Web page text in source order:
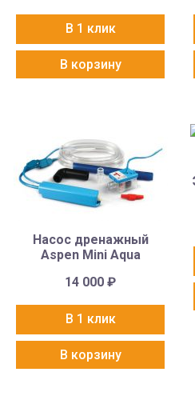
В 1 клик
В корзину
Насос дренажный
Aspen Mini Aqua
14 000₽
В 1 клик
В корзину